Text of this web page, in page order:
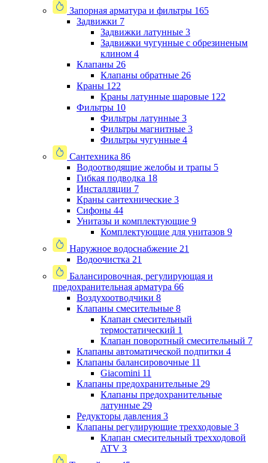
Запорная арматура и фильтры 165
Задвижки 7
Задвижки латунные 3
Задвижки чугунные с обрезиненым
клином 4
Клапаны 26
Клапаны обратные 26
Краны 122
Краны латунные шаровые 122
Фильтры 10
Фильтры латунные 3
Фильтры магнитные 3
Фильтры чугунные 4
Сантехника 86
Водоотводящие желобы и трапы 5
Гибкая подводка 18
Инсталляции 7
Краны сантехнические 3
Сифоны 44
Унитазы и комплектующие 9
Комплектующие для унитазов 9
Наружное водоснабжение 21
Водоочистка 21
Балансировочная, регулирующая и
предохранительная арматура 66
Воздухоотводчики 8
Клапаны cмесительные 8
Клапан cмесительный
термостатический 1
Клапан поворотный cмесительный 7
Клапаны автоматической подпитки 4
Клапаны балансировочные 11
Giacomini 11
Клапаны предохранительные 29
Клапаны предохранительные
латунные 29
Редукторы давления 3
Клапаны регулирующие трехходовые 3
Клапан смесительный трехходовой
ATV 3